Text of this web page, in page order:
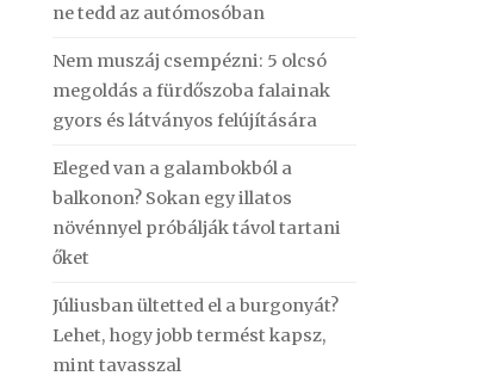
ne tedd az autómosóban
Nem muszáj csempézni: 5 olcsó
megoldás a fürdőszoba falainak
gyors és látványos felújítására
Eleged van a galambokból a
balkonon? Sokan egy illatos
növénnyel próbálják távol tartani
őket
Júliusban ültetted el a burgonyát?
Lehet, hogy jobb termést kapsz,
mint tavasszal